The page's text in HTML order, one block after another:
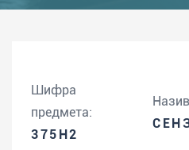
Шифра
предмета:
375H2